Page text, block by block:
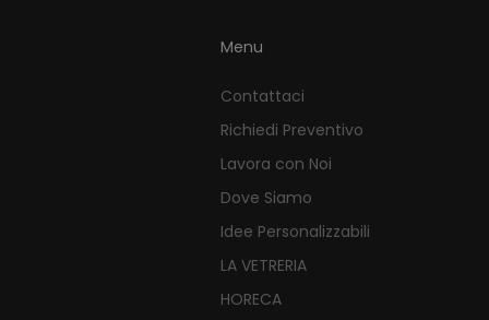
Menu
Contattaci
Richiedi Preventivo
Lavora con Noi
Dove Siamo
Idee Personalizzabili
LA VETRERIA
HORECA